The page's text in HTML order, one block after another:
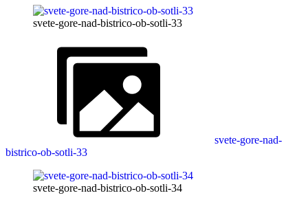
svete-gore-nad-bistrico-ob-sotli-33
svete-gore-nad-
bistrico-ob-sotli-33
svete-gore-nad-bistrico-ob-sotli-34